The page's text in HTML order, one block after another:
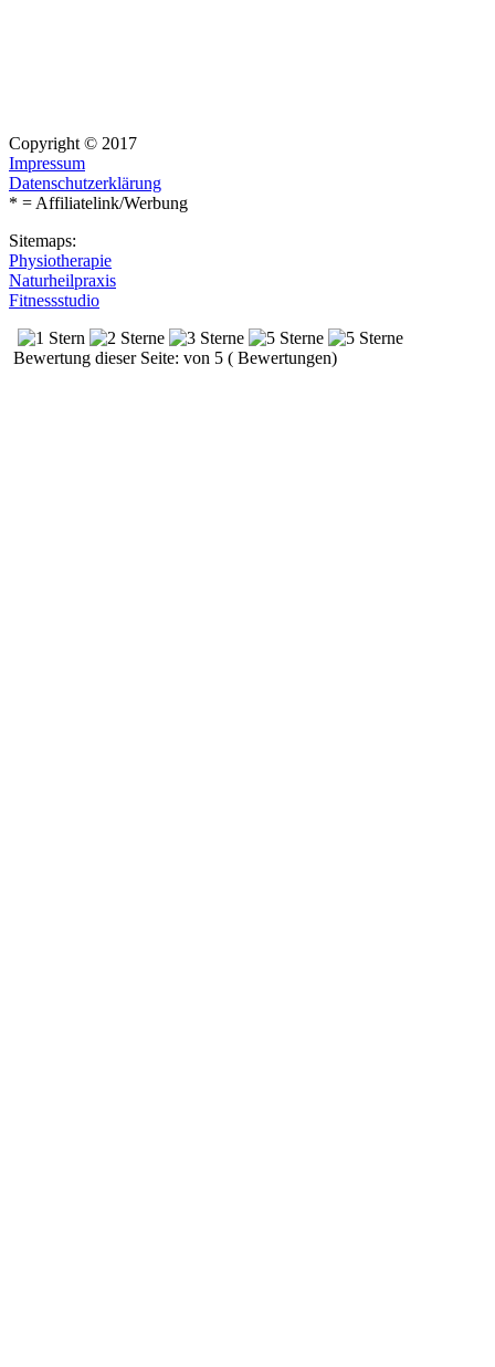
Copyright © 2017
Impressum
Datenschutzerklärung
* = Affiliatelink/Werbung
Sitemaps:
Physiotherapie
Naturheilpraxis
Fitnessstudio
Bewertung dieser Seite: von 5 ( Bewertungen)